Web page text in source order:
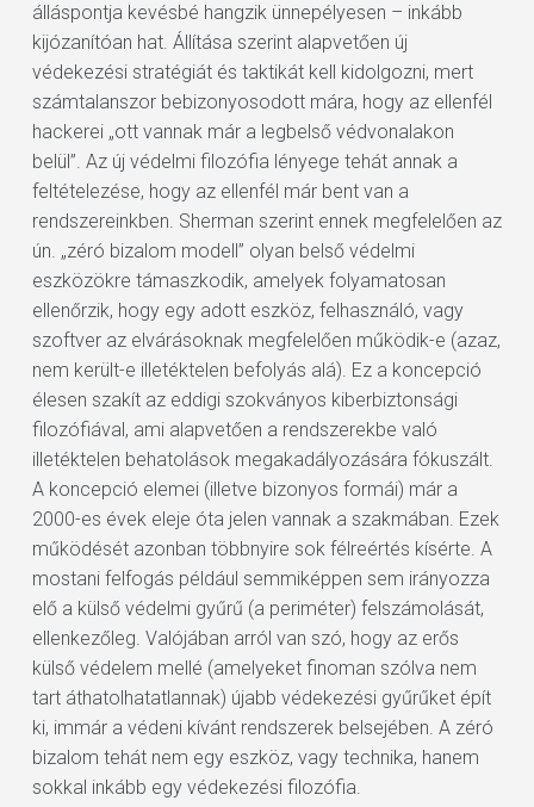
álláspontja kevésbé hangzik ünnepélyesen – inkább
kijózanítóan hat. Állítása szerint alapvetően új
védekezési stratégiát és taktikát kell kidolgozni, mert
számtalanszor bebizonyosodott mára, hogy az ellenfél
hackerei „ott vannak már a legbelső védvonalakon
belül”. Az új védelmi filozófia lényege tehát annak a
feltételezése, hogy az ellenfél már bent van a
rendszereinkben. Sherman szerint ennek megfelelően az
ún. „zéró bizalom modell” olyan belső védelmi
eszközökre támaszkodik, amelyek folyamatosan
ellenőrzik, hogy egy adott eszköz, felhasználó, vagy
szoftver az elvárásoknak megfelelően működik-e (azaz,
nem került-e illetéktelen befolyás alá). Ez a koncepció
élesen szakít az eddigi szokványos kiberbiztonsági
filozófiával, ami alapvetően a rendszerekbe való
illetéktelen behatolások megakadályozására fókuszált.
A koncepció elemei (illetve bizonyos formái) már a
2000-es évek eleje óta jelen vannak a szakmában. Ezek
működését azonban többnyire sok félreértés kísérte. A
mostani felfogás például semmiképpen sem irányozza
elő a külső védelmi gyűrű (a periméter) felszámolását,
ellenkezőleg. Valójában arról van szó, hogy az erős
külső védelem mellé (amelyeket finoman szólva nem
tart áthatolhatatlannak) újabb védekezési gyűrűket épít
ki, immár a védeni kívánt rendszerek belsejében. A zéró
bizalom tehát nem egy eszköz, vagy technika, hanem
sokkal inkább egy védekezési filozófia.